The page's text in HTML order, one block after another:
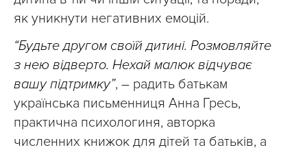
як уникнути негативних емоцій.
“Будьте другом своїй дитині. Розмовляйте
з нею відверто. Нехай малюк відчуває
вашу підтримку”, – радить батькам
українська письменниця Анна Гресь,
практична психологиня, авторка
численних книжок для дітей та батьків, а